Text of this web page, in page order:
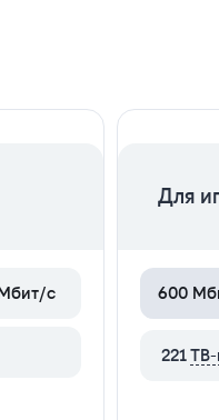
с
Для
600
221 ТВ-